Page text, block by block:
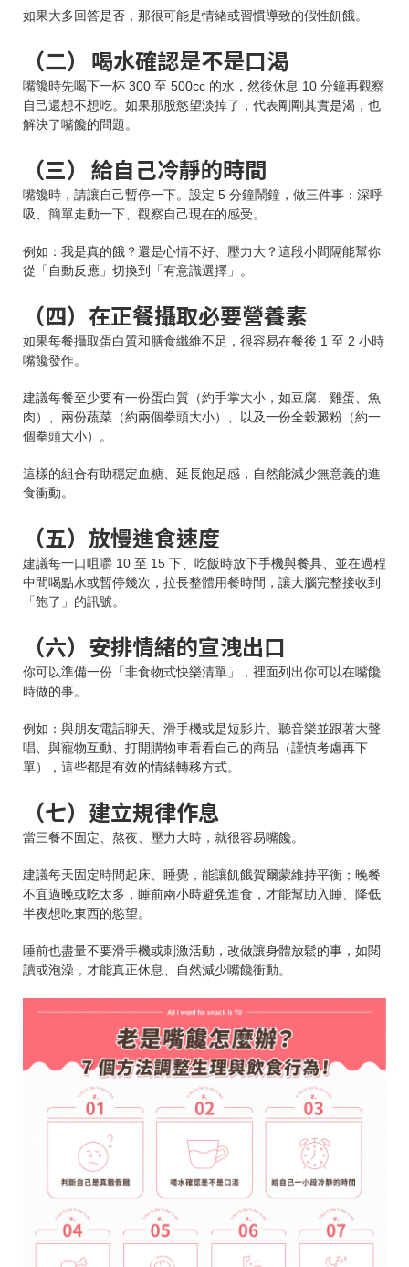
如果大多回答是否，那很可能是情緒或習慣導致的假性飢餓。
（二） 喝水確認是不是口渴
嘴饞時先喝下一杯 300 至 500cc 的水，然後休息 10 分鐘再觀察
自己還想不想吃。如果那股慾望淡掉了，代表剛剛其實是渴，也
解決了嘴饞的問題。
（三） 給自己冷靜的時間
嘴饞時，請讓自己暫停一下。設定 5 分鐘鬧鐘，做三件事：深呼
吸、簡單走動一下、觀察自己現在的感受。
例如：我是真的餓？還是心情不好、壓力大？這段小間隔能幫你
從「自動反應」切換到「有意識選擇」。
（四）在正餐攝取必要營養素
如果每餐攝取蛋白質和膳食纖維不足，很容易在餐後 1 至 2 小時
嘴饞發作。
建議每餐至少要有一份蛋白質（約手掌大小，如豆腐、雞蛋、魚
肉）、兩份蔬菜（約兩個拳頭大小）、以及一份全穀澱粉（約一
個拳頭大小）。
這樣的組合有助穩定血糖、延長飽足感，自然能減少無意義的進
食衝動。
（五）放慢進食速度
建議每一口咀嚼 10 至 15 下、吃飯時放下手機與餐具、並在過程
中間喝點水或暫停幾次，拉長整體用餐時間，讓大腦完整接收到
「飽了」的訊號。
（六）安排情緒的宣洩出口
你可以準備一份「非食物式快樂清單」，裡面列出你可以在嘴饞
時做的事。
例如：與朋友電話聊天、滑手機或是短影片、聽音樂並跟著大聲
唱、與寵物互動、打開購物車看看自己的商品（謹慎考慮再下
單），這些都是有效的情緒轉移方式。
（七）建立規律作息
當三餐不固定、熬夜、壓力大時，就很容易嘴饞。
建議每天固定時間起床、睡覺，能讓飢餓賀爾蒙維持平衡；晚餐
不宜過晚或吃太多，睡前兩小時避免進食，才能幫助入睡、降低
半夜想吃東西的慾望。
睡前也盡量不要滑手機或刺激活動，改做讓身體放鬆的事，如閱
讀或泡澡，才能真正休息、自然減少嘴饞衝動。